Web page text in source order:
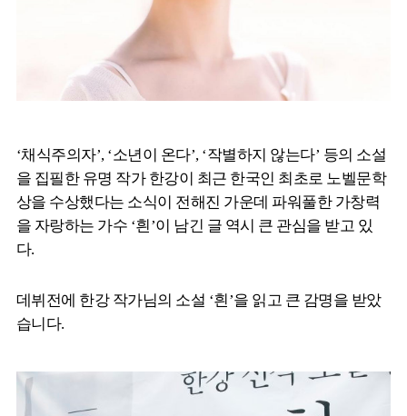
‘채식주의자’, ‘소년이 온다’, ‘작별하지 않는다’ 등의 소설
을 집필한 유명 작가 한강이 최근 한국인 최초로 노벨문학
상을 수상했다는 소식이 전해진 가운데 파워풀한 가창력
을 자랑하는 가수 ‘흰’이 남긴 글 역시 큰 관심을 받고 있
다.
데뷔전에 한강 작가님의 소설 ‘흰’을 읽고 큰 감명을 받았
습니다.